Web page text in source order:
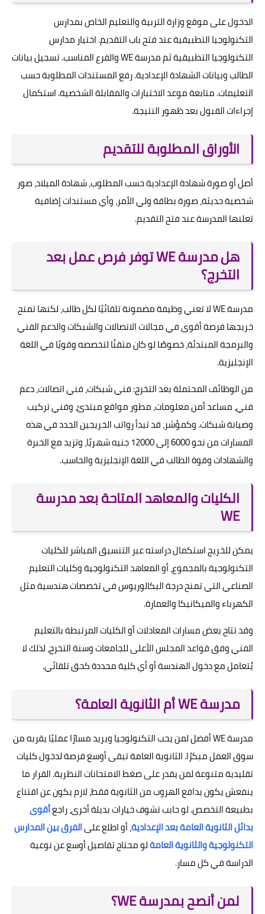
الدخول على موقع وزارة التربية والتعليم الخاص بمدارس
التكنولوجيا التطبيقية عند فتح باب التقديم. اختيار مدارس
التكنولوجيا التطبيقية ثم مدرسة WE والفرع المناسب. تسجيل بيانات
الطالب وبيانات الشهادة الإعدادية. رفع المستندات المطلوبة حسب
التعليمات. متابعة موعد الاختبارات والمقابلة الشخصية. استكمال
إجراءات القبول بعد ظهور النتيجة.
الأوراق المطلوبة للتقديم
أصل أو صورة شهادة الإعدادية حسب المطلوب، شهادة الميلاد، صور
شخصية حديثة، صورة بطاقة ولي الأمر، وأي مستندات إضافية
تعلنها المدرسة عند فتح التقديم.
هل مدرسة WE توفر فرص عمل بعد
التخرج؟
مدرسة WE لا تعني وظيفة مضمونة تلقائيًا لكل طالب، لكنها تمنح
خريجها فرصة أقوى في مجالات الاتصالات والشبكات والدعم الفني
والبرمجة المبتدئة، خصوصًا لو كان متقنًا لتخصصه وقويًا في اللغة
الإنجليزية.
من الوظائف المحتملة بعد التخرج: فني شبكات، فني اتصالات، دعم
فني، مساعد أمن معلومات، مطور مواقع مبتدئ، وفني تركيب
وصيانة شبكات. وكمؤشر، قد تبدأ رواتب الخريجين الجدد في هذه
المسارات من نحو 6000 إلى 12000 جنيه شهريًا، وتزيد مع الخبرة
والشهادات وقوة الطالب في اللغة الإنجليزية والحاسب.
الكليات والمعاهد المتاحة بعد مدرسة
WE
يمكن للخريج استكمال دراسته عبر التنسيق المباشر للكليات
التكنولوجية بالمجموع، أو المعاهد التكنولوجية وكليات التعليم
الصناعي التي تمنح درجة البكالوريوس في تخصصات هندسية مثل
الكهرباء والميكانيكا والعمارة.
وقد تتاح بعض مسارات المعادلات أو الكليات المرتبطة بالتعليم
الفني وفق قواعد المجلس الأعلى للجامعات وسنة التخرج، لذلك لا
يُتعامل مع دخول الهندسة أو أي كلية محددة كحق تلقائي.
مدرسة WE أم الثانوية العامة؟
مدرسة WE أفضل لمن يحب التكنولوجيا ويريد مسارًا عمليًا يقربه من
سوق العمل مبكرًا. الثانوية العامة تبقى أوسع فرصة لدخول كليات
تقليدية متنوعة لمن يقدر على ضغط الامتحانات النظرية. القرار ما
ينفعش يكون بدافع الهروب من الثانوية فقط، لازم يكون عن اقتناع
بطبيعة التخصص. لو حابب تشوف خيارات بديلة أخرى، راجعأقوى
بدائل الثانوية العامة بعد الإعدادية، أو اطلع علىالفرق بين المدارس
التكنولوجية والثانوية العامةلو محتاج تفاصيل أوسع عن نوعية
الدراسة في كل مسار.
لمن أنصح بمدرسة WE؟